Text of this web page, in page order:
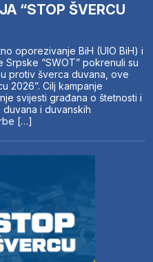
“STOP ŠVERCU
oporezivanje BiH (UIO BiH) i
“SWOT” pokrenuli su
protiv šverca duvana, ove
2026”. Cilj kampanje
svijesti građana o štetnosti i
i duvanskih
[…]